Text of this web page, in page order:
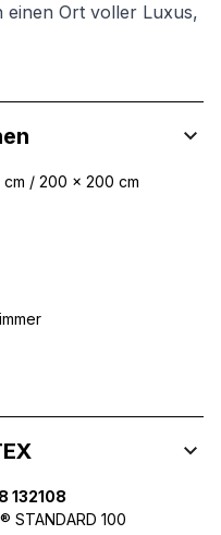
Ort voller Luxus,
cm / 200 x 200 cm
132108
STANDARD 100